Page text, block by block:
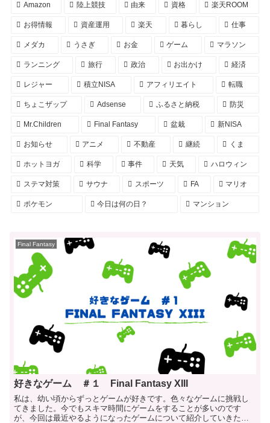
Amazon 陸上競技 由来 資格 楽天ROOM
お得情報 資産運用 楽天 暮らし 仕事
メダカ うさぎ お金 ゲーム マラソン
ランニング 旅行 政治 お出かけ 経済
レジャー 積立NISA アフィリエイト 転職
ちょこザップ Adsense ふるさと納税 防災
Mr.Children Final Fantasy 盆栽 新NISA
お知らせ アニメ 不動産 継続 くま
ホットヨガ 科学 事件 天気 ハロウィン
ステマ対策 サウナ スポーツ FA マリオ
ポケモン 今日は何の日？ マンション
Final Fantasy
好きなゲーム ＃１ Final Fantasy XIII
私は、幼い頃からずっとゲームが好きです。色々なゲームに挑戦し
てきました。今でもスキマ時間にゲームをすることが多いのです
が、今回は最近やるようになったゲームについて紹介していきたい